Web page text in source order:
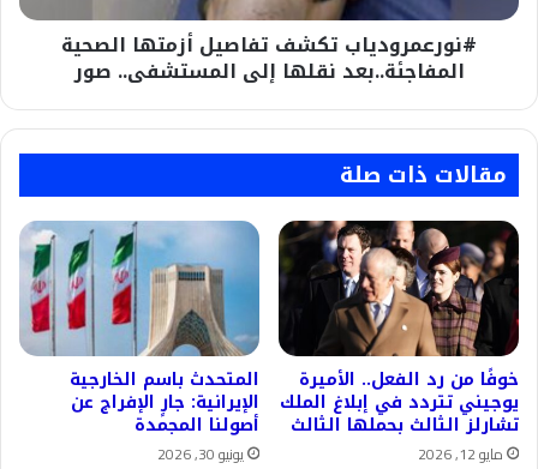
المستشفى..
#نورعمرودياب تكشف تفاصيل أزمتها الصحية
المفاجئة..بعد نقلها إلى المستشفى.. صور
مقالات ذات صلة
خوفًا من رد الفعل.. الأميرة
يوجيني تتردد في إبلاغ الملك
تشارلز الثالث بحملها الثالث
مايو 12, 2026
المتحدث باسم الخارجية
الإيرانية: جارٍ الإفراج عن
أصولنا المجمدة
يونيو 30, 2026